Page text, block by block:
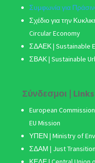
Συμφωνία για
Σχέδιο για την
Circular Economy
ΣΔΑΕΚ | Sustainable
ΣΒΑΚ| Sustainable
Σύνδεσμοι | Links
European
EU Mission
ΥΠΕΝ | Ministry of
ΣΔΑΜ | Just